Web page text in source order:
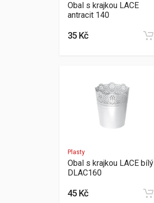
Obal s krajkou LACE
antracit 140
35 Kč
Plasty
Obal s krajkou LACE bílý
DLAC160
45 Kč